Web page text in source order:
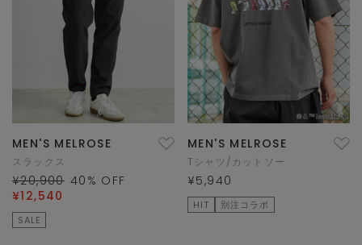
MEN'S MELROSE
スラックス
¥20,900 40 % OFF
¥12,540
SALE
MEN'S MELROSE
Tシャツ/カットソー
¥5,940
HIT 別注コラボ